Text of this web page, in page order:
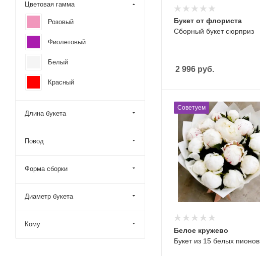
Сборный букет сюрприз
Букет от флориста
2 996 руб.
Советуем
Букет из 15 белых пионов
Белое кружево
Цветовая гамма
Розовый
Фиолетовый
Белый
Красный
Длина букета
Повод
Форма сборки
Диаметр букета
Кому